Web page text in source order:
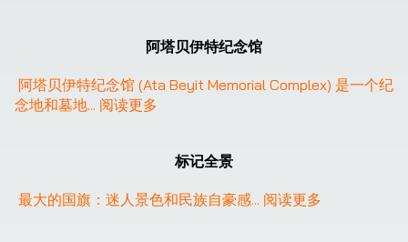
阿塔贝伊特纪念馆
阿塔贝伊特纪念馆 (Ata Beyit Memorial Complex) 是一个纪
念地和墓地... 阅读更多
标记全景
最大的国旗：迷人景色和民族自豪感... 阅读更多